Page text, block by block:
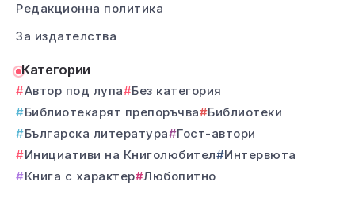
Редакционна политика
За издателства
Категории
Автор под лупа
Без категория
Библиотекарят препоръчва
Библиотеки
Българска литература
Гост-автори
Инициативи на Книголюбител
Интервюта
Книга с характер Любопитно